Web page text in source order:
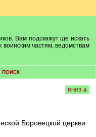
Вам подскажут где искать
частям, ведомствам
ПОИСК
ВНИЗ ⇊